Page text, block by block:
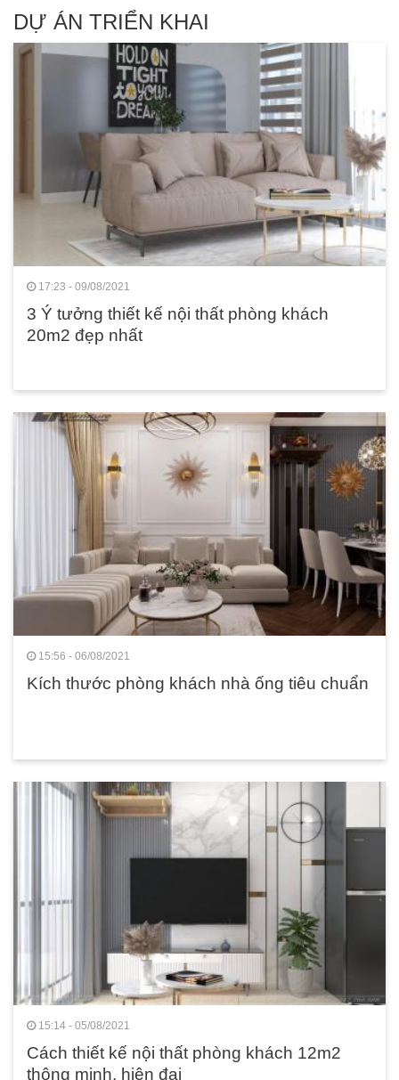
DỰ ÁN TRIỂN KHAI
17:23 - 09/08/2021
3 Ý tưởng thiết kế nội thất phòng khách
20m2 đẹp nhất
15:56 - 06/08/2021
Kích thước phòng khách nhà ống tiêu chuẩn
15:14 - 05/08/2021
Cách thiết kế nội thất phòng khách 12m2
thông minh, hiện đại